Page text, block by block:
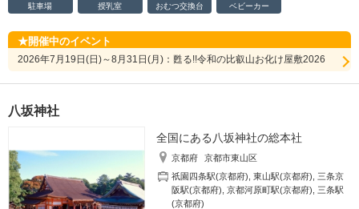
駐車場 授乳室 おむつ交換台 ベビーカー
開催中のイベント
2026年7月19日(日)～8月31日(月)：甦る!!令和の比叡山お化け屋敷2026
八坂神社
全国にある八坂神社の総本社
京都府
京都市東山区
祇園四条駅(京都府) ,東山駅(京都府)
三条京
阪駅(京都府) ,京都河原町駅(京都府)
三条駅
(京都府)